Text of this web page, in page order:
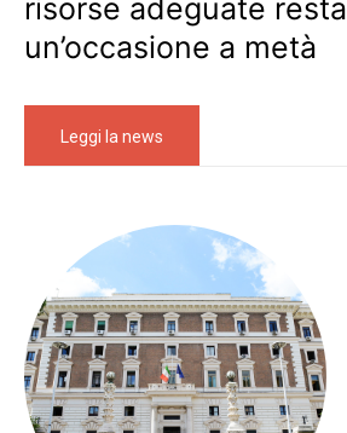
risorse adeguate resta
un’occasione a metà
Leggi la news